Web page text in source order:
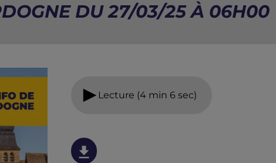
DU 27/03/25 À 06H00
Lecture (4 min 6 sec)